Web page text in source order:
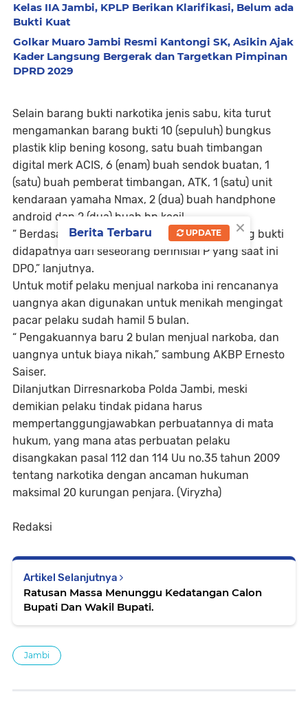
Kelas IIA Jambi, KPLP Berikan Klarifikasi, Belum ada
Bukti Kuat
Golkar Muaro Jambi Resmi Kantongi SK, Asikin Ajak
Kader Langsung Bergerak dan Targetkan Pimpinan
DPRD 2029
Selain barang bukti narkotika jenis sabu, kita turut
mengamankan barang bukti 10 (sepuluh) bungkus
plastik klip bening kosong, satu buah timbangan
digital merk ACIS, 6 (enam) buah sendok buatan, 1
(satu) buah pemberat timbangan, ATK, 1 (satu) unit
kendaraan yamaha Nmax, 2 (dua) buah handphone
android dan 2 (dua) buah hp kecil.
“ Berdasarkan pengakuan pelaku RU ini batang bukti
didapatnya dari seseorang berinisial P yang saat ini
DPO,” lanjutnya.
Untuk motif pelaku menjual narkoba ini rencananya
uangnya akan digunakan untuk menikah mengingat
pacar pelaku sudah hamil 5 bulan.
“ Pengakuannya baru 2 bulan menjual narkoba, dan
uangnya untuk biaya nikah,” sambung AKBP Ernesto
Saiser.
Dilanjutkan Dirresnarkoba Polda Jambi, meski
demikian pelaku tindak pidana harus
mempertanggungjawabkan perbuatannya di mata
hukum, yang mana atas perbuatan pelaku
disangkakan pasal 112 dan 114 Uu no.35 tahun 2009
tentang narkotika dengan ancaman hukuman
maksimal 20 kurungan penjara. (Viryzha)
Redaksi
Artikel Selanjutnya
Ratusan Massa Menunggu Kedatangan Calon
Bupati Dan Wakil Bupati.
Jambi
×
Berita Terbaru UPDATE